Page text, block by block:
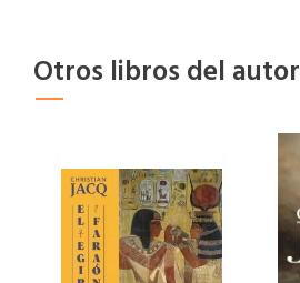
Otros libros del autor